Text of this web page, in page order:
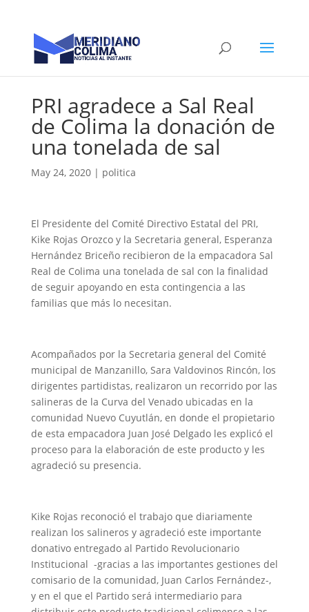
PRI agradece a Sal Real
de Colima la donación de
una tonelada de sal
May 24, 2020| politica
El Presidente del Comité Directivo Estatal del PRI,
Kike Rojas Orozco y la Secretaria general, Esperanza
Hernández Briceño recibieron de la empacadora Sal
Real de Colima una tonelada de sal con la finalidad
de seguir apoyando en esta contingencia a las
familias que más lo necesitan.
Acompañados por la Secretaria general del Comité
municipal de Manzanillo, Sara Valdovinos Rincón, los
dirigentes partidistas, realizaron un recorrido por las
salineras de la Curva del Venado ubicadas en la
comunidad Nuevo Cuyutlán, en donde el propietario
de esta empacadora Juan José Delgado les explicó el
proceso para la elaboración de este producto y les
agradeció su presencia.
Kike Rojas reconoció el trabajo que diariamente
realizan los salineros y agradeció este importante
donativo entregado al Partido Revolucionario
Institucional -gracias a las importantes gestiones del
comisario de la comunidad, Juan Carlos Fernández-,
y en el que el Partido será intermediario para